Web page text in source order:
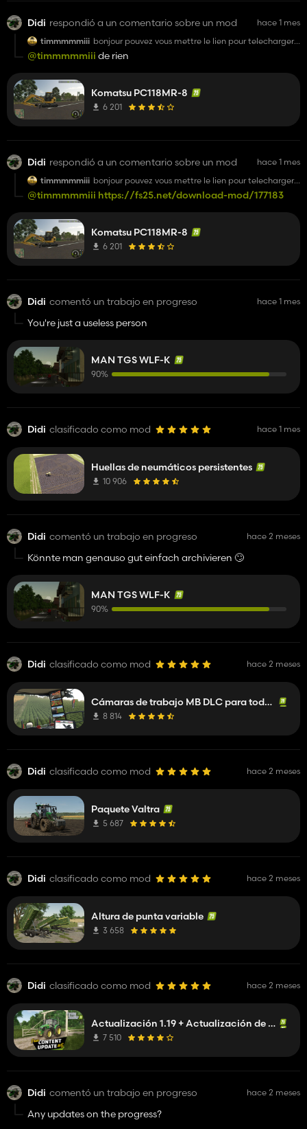
Didi respondió a un comentario sobre un mod
hace 1 mes
timmmmmiii bonjour pouvez vous mettre le lien pour telecharger
les godets svp
@timmmmmiii de rien
Komatsu PC118MR-8
6 201
Didi respondió a un comentario sobre un mod
hace 1 mes
timmmmmiii bonjour pouvez vous mettre le lien pour telecharger
les godets svp
@timmmmmiii https://fs25.net/download-mod/177183
Komatsu PC118MR-8
6 201
Didi comentó un trabajo en progreso hace 1 mes
You're just a useless person
MAN TGS WLF-K
90%
Didi clasificado como mod hace 1 mes
Huellas de neumáticos persistentes
10 906
Didi comentó un trabajo en progreso hace 2 meses
Könnte man genauso gut einfach archivieren 🙄
MAN TGS WLF-K
90%
Didi clasificado como mod hace 2 meses
Cámaras de trabajo MB DLC para todos los vehículos
8 814
Didi clasificado como mod hace 2 meses
Paquete Valtra
5 687
Didi clasificado como mod hace 2 meses
Altura de punta variable
3 658
Didi clasificado como mod hace 2 meses
Actualización 1.19 + Actualización de contenido n.° 6
7 510
Didi comentó un trabajo en progreso hace 2 meses
Any updates on the progress?